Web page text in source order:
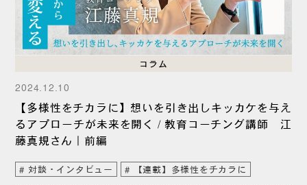
コラム
2024.12.10
【多様性をチカラに】想いを引き出しキッカケを与え
るアプローチが未来を開く / 教育コーチング講師 江
藤真規さん｜前編
対談・インタビュー 【連載】多様性をチカラに